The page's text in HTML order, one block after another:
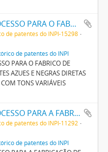
UM NOVO PROCESSO PARA O FABRICO DE MATERIAS CORANTES AZUES E NEGRAS DIRECTAS PARA O ALGODÃO COM TONS VARIAVEIS
de patentes do INPI-15298
de patentes do INPI
PARA O FABRICO DE
AZUES E NEGRAS DIRETAS
TONS VARIÁVEIS
UM NOVO PROCESSO PARA A FABRICAÇÃO DE MATERIAS CORANTES PRETAS CONTENDO ENXOFRE
de patentes do INPI-11292
de patentes do INPI